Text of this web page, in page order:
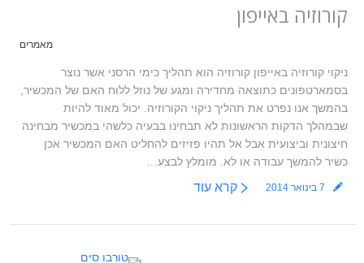
קורוזיה באייפון
מאמרים
ניקוי קורוזיה באייפון קורוזיה הוא תהליך כימי הרסני אשר נוצר
בסמארטפונים כתוצאה מחדירה ומגע של נוזל ללוח האם של המכשיר,
בהמשך אנו נפרט את תהליך ניקוי הקורוזיה. יכול מאוד להיות
שבמהלך הדקות הראשונות לא תבחינו בבעיה כלשהי במכשיר מבחינה
חיצונית וביצועית אבל אל תהיו פזיזים להחליט האם המכשיר אכן
כשיר להמשך עבודה או לא. מומלץ לבצע…
7 בינואר 2014 קרא עוד